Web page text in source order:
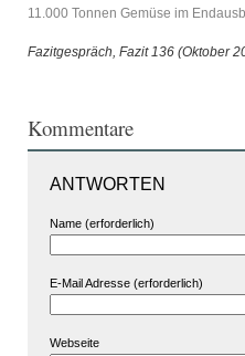
11.000 Tonnen Gemüse im
Fazitgespräch, Fazit 136 (Oktober
Kommentare
ANTWORTEN
Name (erforderlich)
E-Mail Adresse (erforderlich)
Webseite